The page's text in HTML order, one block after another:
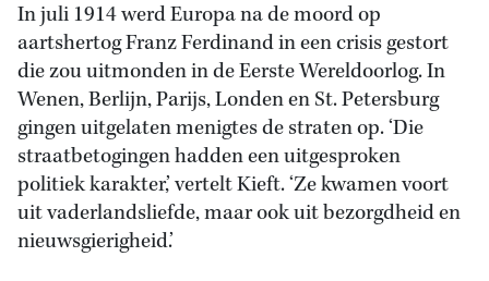
In juli 1914 werd Europa na de moord op
aartshertog Franz Ferdinand in een crisis gestort
die zou uitmonden in de Eerste Wereldoorlog. In
Wenen, Berlijn, Parijs, Londen en St. Petersburg
gingen uitgelaten menigtes de straten op. ‘Die
straatbetogingen hadden een uitgesproken
politiek karakter,’ vertelt Kieft. ‘Ze kwamen voort
uit vaderlandsliefde, maar ook uit bezorgdheid en
nieuwsgierigheid.’